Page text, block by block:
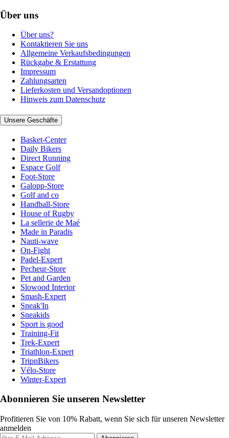
Über uns
Über uns?
Kontaktieren Sie uns
Allgemeine Verkaufsbedingungen
Rückgabe & Erstattung
Impressum
Zahlungsarten
Lieferkosten und Versandoptionen
Hinweis zum Datenschutz
Unsere Geschäfte
Basket-Center
Daily Bikers
Direct Running
Espace Golf
Foot-Store
Galopp-Store
Golf and co
Handball-Store
House of Rugby
La sellerie de Maé
Made in Paradis
Nauti-wave
On-Fight
Padel-Expert
Pecheur-Store
Pet and Garden
Slowood Interior
Smash-Expert
Sneak'In
Sneakids
Sport is good
Training-Fit
Trek-Expert
Triathlon-Expert
TripnBikers
Vélo-Store
Winter-Expert
Abonnieren Sie unseren Newsletter
Profitieren Sie von 10% Rabatt, wenn Sie sich für unseren Newsletter
anmelden